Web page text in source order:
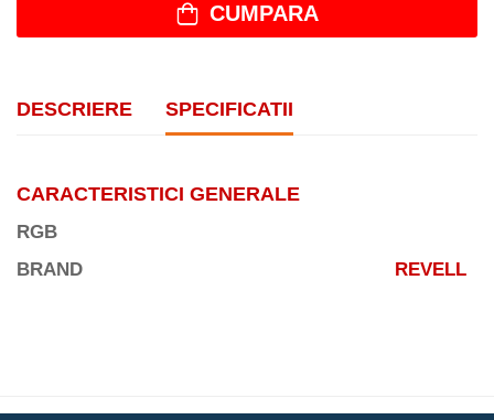
CUMPARA
DESCRIERE SPECIFICATII
CARACTERISTICI GENERALE
RGB
BRAND
REVELL